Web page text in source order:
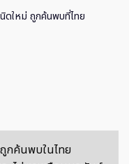
ใหม่ ถูกค้นพบที่ไทย
กค้นพบในไทย